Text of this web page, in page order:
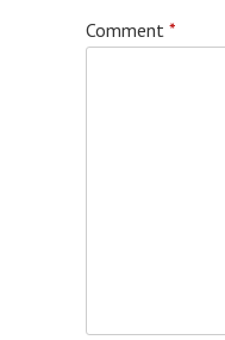
Comment *